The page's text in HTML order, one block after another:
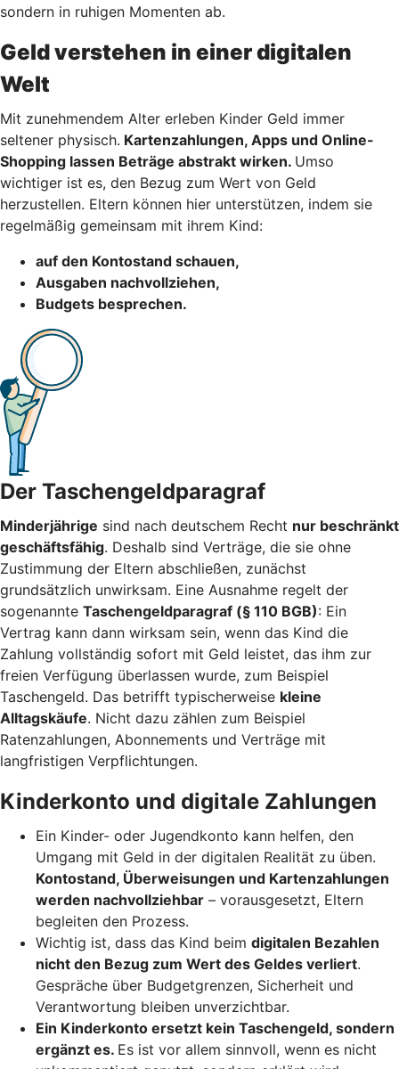
sondern in ruhigen Momenten ab.
Geld verstehen in einer digitalen
Welt
Mit zunehmendem Alter erleben Kinder Geld immer
seltener physisch. Kartenzahlungen, Apps und Online-
Shopping lassen Beträge abstrakt wirken. Umso
wichtiger ist es, den Bezug zum Wert von Geld
herzustellen. Eltern können hier unterstützen, indem sie
regelmäßig gemeinsam mit ihrem Kind:
auf den Kontostand schauen,
Ausgaben nachvollziehen,
Budgets besprechen.
Der Taschengeldparagraf
Minderjährige sind nach deutschem Recht nur beschränkt
geschäftsfähig. Deshalb sind Verträge, die sie ohne
Zustimmung der Eltern abschließen, zunächst
grundsätzlich unwirksam. Eine Ausnahme regelt der
sogenannte Taschengeldparagraf (§ 110 BGB): Ein
Vertrag kann dann wirksam sein, wenn das Kind die
Zahlung vollständig sofort mit Geld leistet, das ihm zur
freien Verfügung überlassen wurde, zum Beispiel
Taschengeld. Das betrifft typischerweise kleine
Alltagskäufe. Nicht dazu zählen zum Beispiel
Ratenzahlungen, Abonnements und Verträge mit
langfristigen Verpflichtungen.
Kinderkonto und digitale Zahlungen
Ein Kinder- oder Jugendkonto kann helfen, den
Umgang mit Geld in der digitalen Realität zu üben.
Kontostand, Überweisungen und Kartenzahlungen
werden nachvollziehbar – vorausgesetzt, Eltern
begleiten den Prozess.
Wichtig ist, dass das Kind beim digitalen Bezahlen
nicht den Bezug zum Wert des Geldes verliert.
Gespräche über Budgetgrenzen, Sicherheit und
Verantwortung bleiben unverzichtbar.
Ein Kinderkonto ersetzt kein Taschengeld, sondern
ergänzt es. Es ist vor allem sinnvoll, wenn es nicht